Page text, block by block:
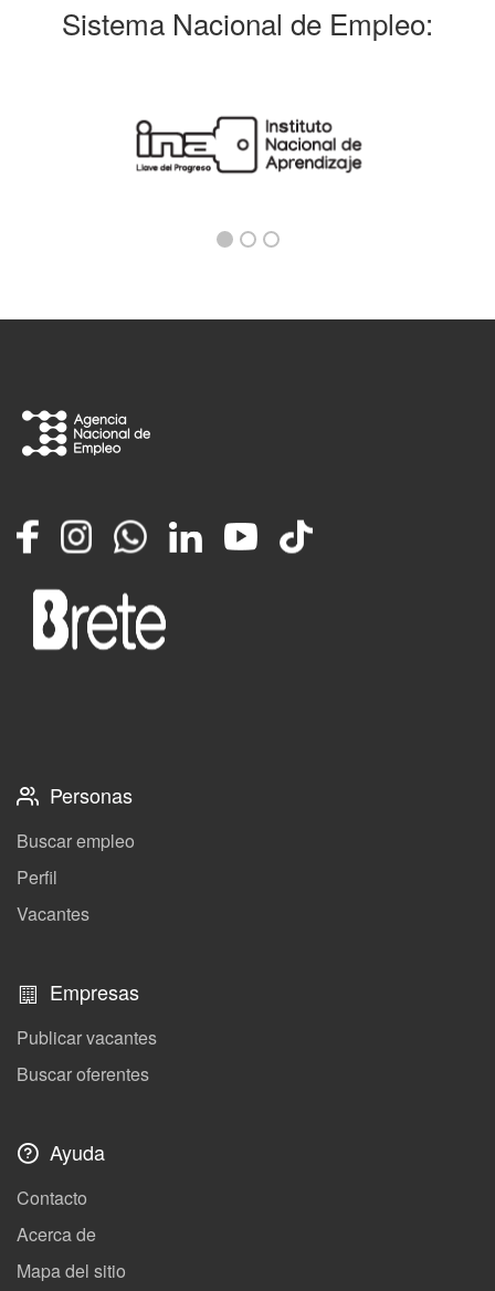
Sistema Nacional de Empleo:
FacebookInstagramWhatsappLinkedInYouTube
TikTok
Personas
Buscar empleo
Perfil
Vacantes
Empresas
Publicar vacantes
Buscar oferentes
Ayuda
Contacto
Acerca de
Mapa del sitio